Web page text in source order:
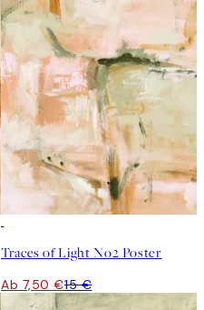
Traces of Light No2 Poster
Ab 7,50 €15 €